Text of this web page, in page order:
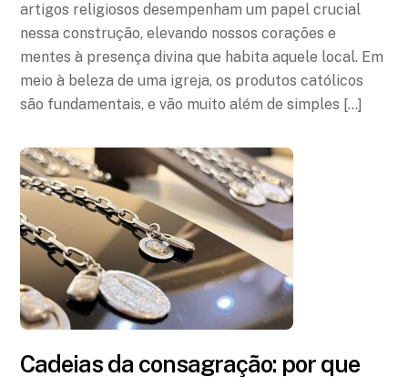
artigos religiosos desempenham um papel crucial
nessa construção, elevando nossos corações e
mentes à presença divina que habita aquele local. Em
meio à beleza de uma igreja, os produtos católicos
são fundamentais, e vão muito além de simples […]
Cadeias da consagração: por que